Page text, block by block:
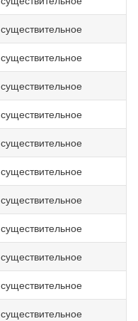
существительное
существительное
существительное
существительное
существительное
существительное
существительное
существительное
существительное
существительное
существительное